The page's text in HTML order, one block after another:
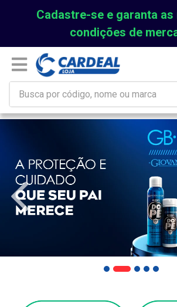
Cadastre-se e garanta as
condições de